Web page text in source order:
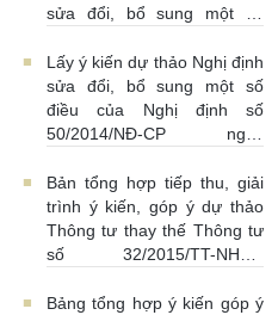
sửa đổi, bổ sung một số
58/2021/NĐ-CP
07/07/2026
| 15:01:00
Lấy ý kiến dự thảo Nghị định
sửa đổi, bổ sung một số
điều của Nghị định số
50/2014/NĐ-CP ngày
ngoại hối nhà nước
23/06/2026 | 08:00:00
Bản tổng hợp tiếp thu, giải
trình ý kiến, góp ý dự thảo
Thông tư thay thế Thông tư
số 32/2015/TT-NHNN
Bảng tổng hợp ý kiến góp ý